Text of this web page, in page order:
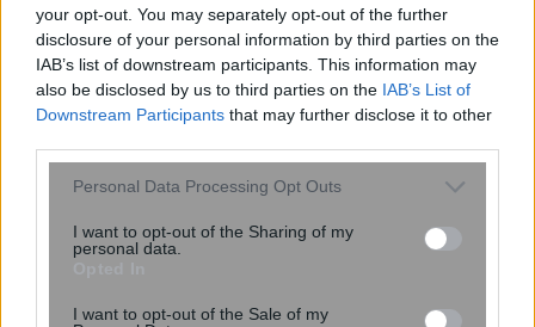
your opt-out. You may separately opt-out of the further
disclosure of your personal information by third parties on the
IAB’s list of downstream participants. This information may
also be disclosed by us to third parties on the IAB’s List of
Downstream Participants that may further disclose it to other
Please note that this website/app uses one or more Google
not limited to your visit or usage behaviour. You may click to
grant or deny consent to Google and its third-party tags to
consent section.
Personal Data Processing Opt Outs
I want to opt-out of the Sharing of my
personal data.
I want to opt-out of the Sale of my
Αθηνών-Σουνίου: Δύο αστυνομικοί της
ΔΙΑΣ τραυματίες ύστερα από
αναστροφή αυτοκινήτου – Δείτε
βίντεο